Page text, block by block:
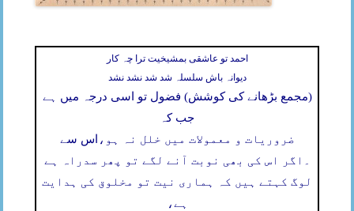
احمد تو عاشقی بمشیخیت ترا چہ کار
دیوانہ باش سلسلہ شد شد نشد نشد
(مجمع بڑھانے کی کوشش) فضول تو اسی درجہ میں ہے
جب کہ
اس سے ضروریات و معمولات میں خلل نہ ہو،
اگر اس کی بھی نوبت آنے لگے تو پھر سدراہ ہے
لوگ کہتے ہیں کہ ہماری نیت تو مخلوق کی ہدایت
ہے،